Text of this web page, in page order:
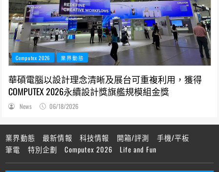
Computex 2026 業界動態
華碩電腦以設計理念清晰及展台可重複利用，獲得
COMPUTEX 2026永續設計獎旗艦規模組金獎
News 06/18/2026
業界動態 最新情報 科技情報 開箱/評測
手機/平板
筆電
特別企劃 Computex 2026 Life and Fun